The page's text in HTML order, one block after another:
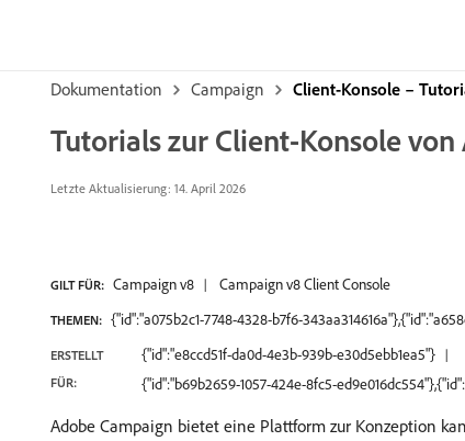
Dokumentation Campaign Client-Konsole –
Tutorials zur Client-Konsole
Letzte Aktualisierung: 14. April 2026
GILT FÜR: Campaign v8 Campaign v8 Client Console
THEMEN: {"id":"a075b2c1-7748-4328-b7f6-
ERSTELLT
FÜR:
{"id":"e8ccd51f-da0d-4e3b-939b-e30d5ebb1ea5"}
{"id":"b69b2659-1057-424e-8fc5-
Adobe Campaign bietet eine Plattform zur Konzeption